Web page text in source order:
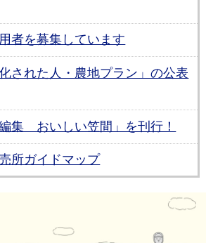
者を募集しています
された人・農地プラン」の公表
編集 おいしい笠間」を刊行！
所ガイドマップ